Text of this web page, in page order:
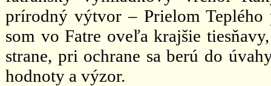
prírodný výtvor – Prielom Teplého
som vo Fatre oveľa krajšie
strane, pri ochrane sa berú do
hodnoty a výzor.